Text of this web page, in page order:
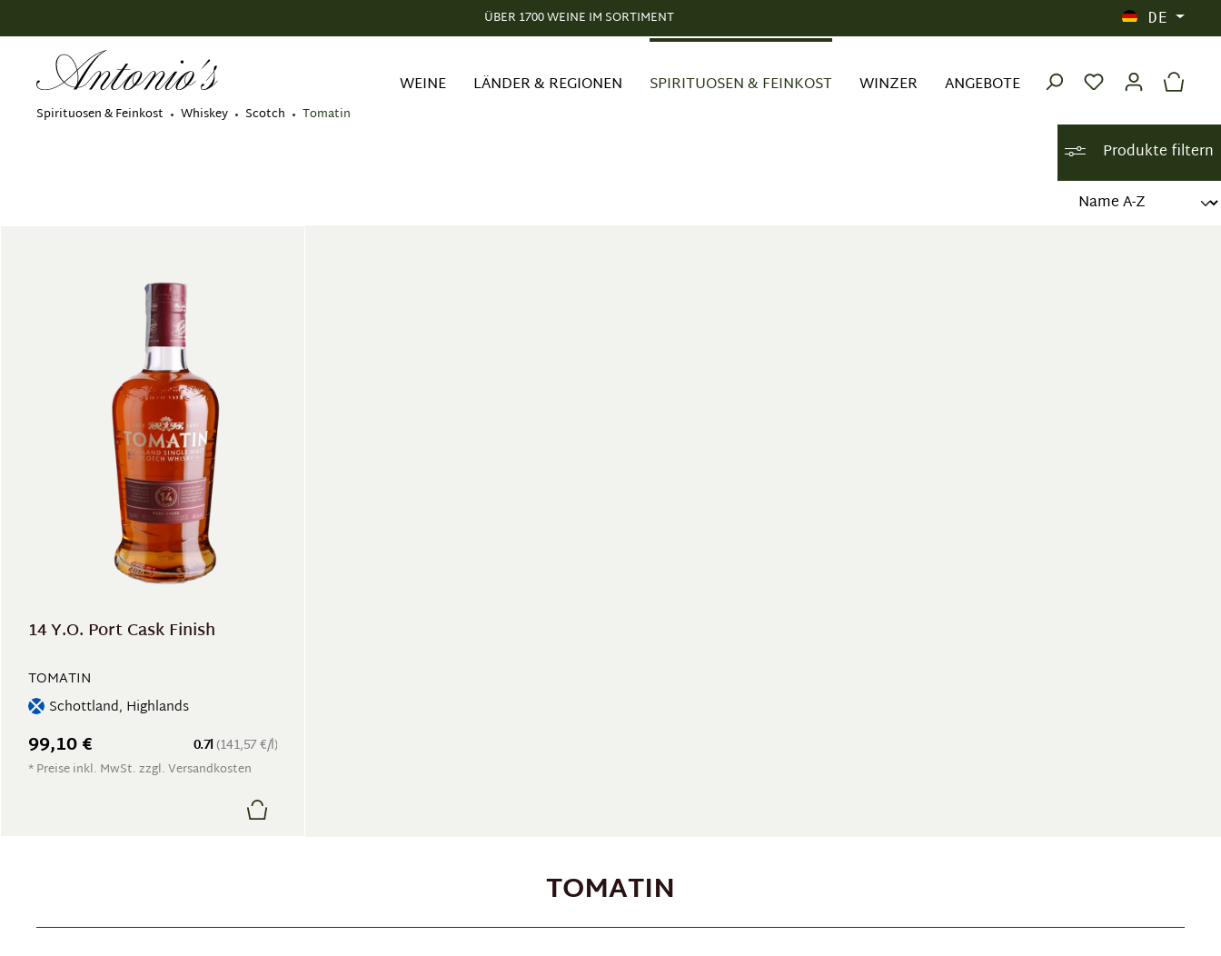
ÜBER 1700 WEINE IM SORTIMENT DE
Spirituosen & Feinkost Whiskey Scotch Tomatin
WEINE LÄNDER & REGIONEN SPIRITUOSEN & FEINKOST WINZER ANGEBOTE
Produkte filtern
14 Y.O. Port Cask Finish
TOMATIN
Schottland, Highlands
0.7l (141,57 €/l)
99,10 €
* Preise inkl. MwSt. zzgl. Versandkosten
TOMATIN